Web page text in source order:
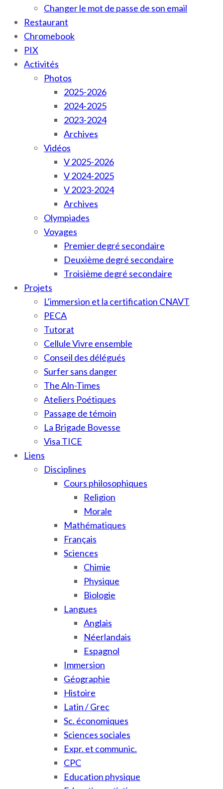
Changer le mot de passe de son email
Restaurant
Chromebook
PIX
Activités
Photos
2025-2026
2024-2025
2023-2024
Archives
Vidéos
V 2025-2026
V 2024-2025
V 2023-2024
Archives
Olympiades
Voyages
Premier degré secondaire
Deuxième degré secondaire
Troisième degré secondaire
Projets
L’immersion et la certification CNAVT
PECA
Tutorat
Cellule Vivre ensemble
Conseil des délégués
Surfer sans danger
The Aln-Times
Ateliers Poétiques
Passage de témoin
La Brigade Bovesse
Visa TICE
Liens
Disciplines
Cours philosophiques
Religion
Morale
Mathématiques
Français
Sciences
Chimie
Physique
Biologie
Langues
Anglais
Néerlandais
Espagnol
Immersion
Géographie
Histoire
Latin / Grec
Sc. économiques
Sciences sociales
Expr. et communic.
CPC
Education physique